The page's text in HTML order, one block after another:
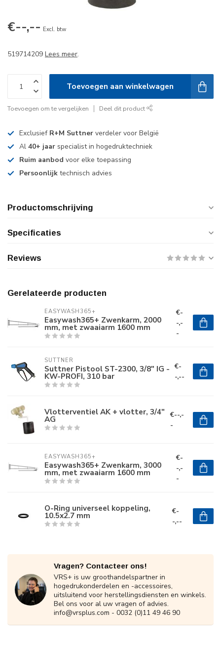
€--,-- Excl. btw
519714209 Lees meer.
Toevoegen aan winkelwagen
Toevoegen om te vergelijken Deel dit product
Exclusief R+M Suttner verdeler voor België
Al 40+ jaar specialist in hogedruktechniek
Ruim aanbod voor elke toepassing
Persoonlijk technisch advies
Productomschrijving
Specificaties
Reviews
Gerelateerde producten
EASYWASH365+
Easywash365+ Zwenkarm, 2000
mm, met zwaaiarm 1600 mm
€-
-,-
-
SUTTNER
Suttner Pistool ST-2300, 3/8" IG -
KW-PROFI, 310 bar
€-
-,--
Vlotterventiel AK + vlotter, 3/4"
AG
€--,-
-
EASYWASH365+
Easywash365+ Zwenkarm, 3000
mm, met zwaaiarm 1600 mm
€-
-,-
-
O-Ring universeel koppeling,
10.5x2.7 mm
€-
-,--
Vragen? Contacteer ons!
VRS+ is uw groothandelspartner in
hogedrukonderdelen en -accessoires,
uitsluitend voor herstellingsdiensten en winkels.
Bel ons voor al uw vragen of advies.
info@vrsplus.com - 0032 (0)11 49 46 90